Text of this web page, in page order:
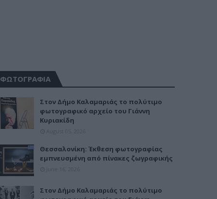
ΦΩΤΟΓΡΑΦΙΑ
Στον Δήμο Καλαμαριάς το πολύτιμο
φωτογραφικό αρχείο του Γιάννη
Κυριακίδη
Θεσσαλονίκη: Έκθεση φωτογραφίας
εμπνευσμένη από πίνακες ζωγραφικής
Στον Δήμο Καλαμαριάς το πολύτιμο